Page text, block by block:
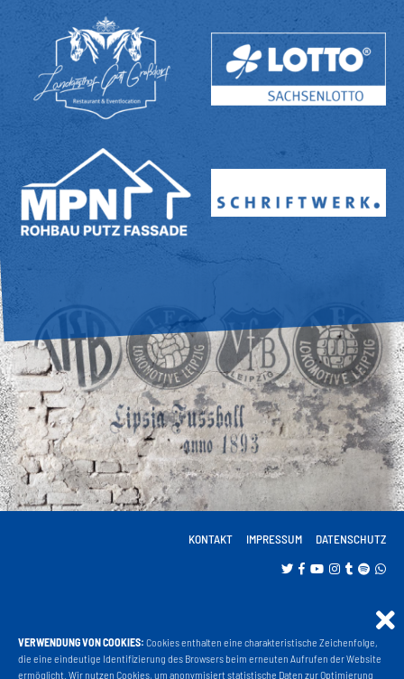
KONTAKT IMPRESSUM DATENSCHUTZ
Projekt Liga 3
VERWENDUNG VON COOKIES: Cookies enthalten eine charakteristische Zeichenfolge,
die eine eindeutige Identifizierung des Browsers beim erneuten Aufrufen der Website
ermöglicht. Wir nutzen Cookies, um anonymisiert statistische Daten zur Optimierung